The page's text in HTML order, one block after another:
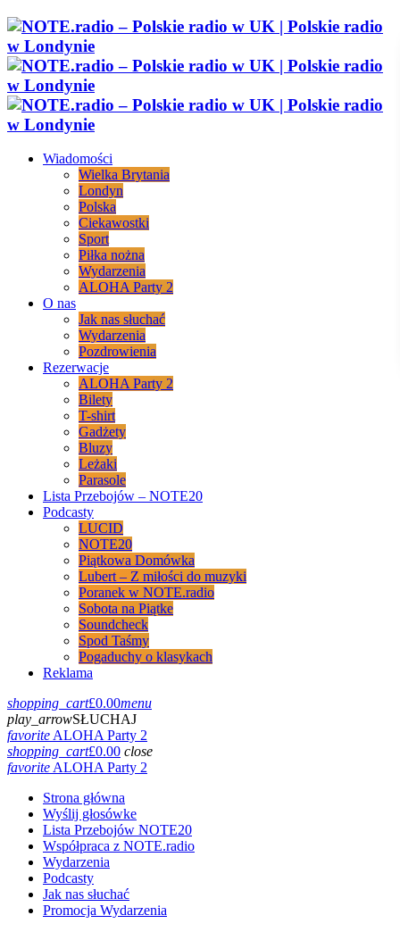
Wiadomości
Wielka Brytania
Londyn
Polska
Ciekawostki
Sport
Piłka nożna
Wydarzenia
ALOHA Party 2
O nas
Jak nas słuchać
Wydarzenia
Pozdrowienia
Rezerwacje
ALOHA Party 2
Bilety
T-shirt
Gadżety
Bluzy
Leżaki
Parasole
Lista Przebojów – NOTE20
Podcasty
LUCID
NOTE20
Piątkowa Domówka
Lubert – Z miłości do muzyki
Poranek w NOTE.radio
Sobota na Piątke
Soundcheck
Spod Taśmy
Pogaduchy o klasykach
Reklama
shopping_cart£0.00menu
play_arrowSŁUCHAJ
favoriteALOHA Party 2
shopping_cart£0.00 close
favoriteALOHA Party 2
Strona główna
Wyślij głosówke
Lista Przebojów NOTE20
Współpraca z NOTE.radio
Wydarzenia
Podcasty
Jak nas słuchać
Promocja Wydarzenia